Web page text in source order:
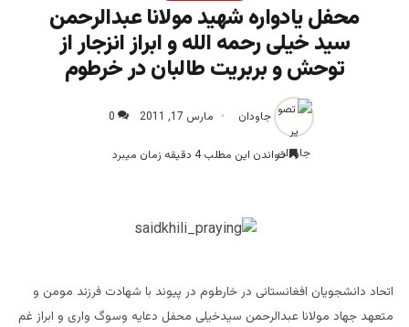
محفل یادواره شهید مولانا عبدالرحمن
سید خیلی رحمه الله و ابراز انزجار از
توحش و بربريت طالبان در خرطوم
جاودان مارس 17, 2011 0
خواندن این مطلب 4 دقیقه زمان میبرد
اتحاد دانشجویان افغانستانی در خارطوم در پیوند با شهادت فرزند مومن و
متعهد جهاد مولانا عبدالرحمن سیدخیلی محفل دعایه وسوگ واری و ابراز غم